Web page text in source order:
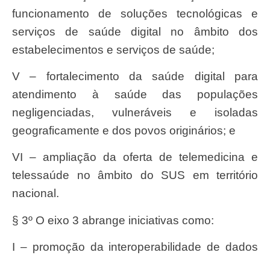
funcionamento de soluções tecnológicas e
serviços de saúde digital no âmbito dos
estabelecimentos e serviços de saúde;
V – fortalecimento da saúde digital para
atendimento à saúde das populações
negligenciadas, vulneráveis e isoladas
geograficamente e dos povos originários; e
VI – ampliação da oferta de telemedicina e
telessaúde no âmbito do SUS em território
nacional.
§ 3º O eixo 3 abrange iniciativas como:
I – promoção da interoperabilidade de dados